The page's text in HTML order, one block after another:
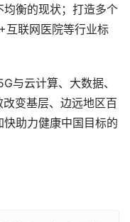
衡的现状；打造多个
互联网医院等行业标
与云计算、大数据、
变基层、边远地区百
助力健康中国目标的